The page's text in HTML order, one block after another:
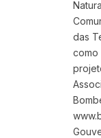
das
como